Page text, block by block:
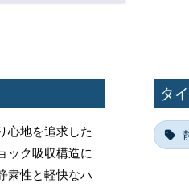
心地を追求した
ック吸収構造に
粛性と軽快なハ
タ